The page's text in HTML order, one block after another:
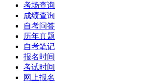
考场查询
成绩查询
自考问答
历年真题
自考笔记
报名时间
考试时间
网上报名